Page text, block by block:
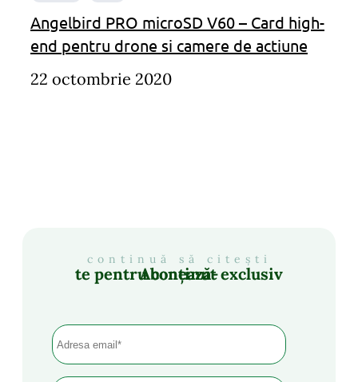
Angelbird PRO microSD V60 – Card high-
end pentru drone si camere de actiune
22 octombrie 2020
continuă să citești
Abonează-te pentru conținut exclusiv